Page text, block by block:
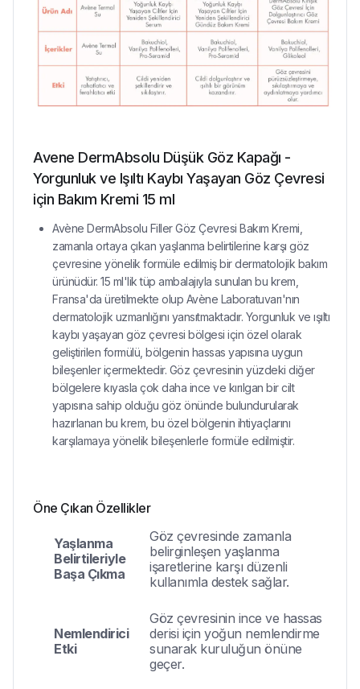
Avene DermAbsolu Düşük Göz Kapağı -
Yorgunluk ve Işıltı Kaybı Yaşayan Göz Çevresi
için Bakım Kremi 15 ml
Avène DermAbsolu Filler Göz Çevresi Bakım Kremi,
zamanla ortaya çıkan yaşlanma belirtilerine karşı göz
çevresine yönelik formüle edilmiş bir dermatolojik bakım
ürünüdür. 15 ml'lik tüp ambalajıyla sunulan bu krem,
Fransa'da üretilmekte olup Avène Laboratuvarı'nın
dermatolojik uzmanlığını yansıtmaktadır. Yorgunluk ve ışıltı
kaybı yaşayan göz çevresi bölgesi için özel olarak
geliştirilen formülü, bölgenin hassas yapısına uygun
bileşenler içermektedir. Göz çevresinin yüzdeki diğer
bölgelere kıyasla çok daha ince ve kırılgan bir cilt
yapısına sahip olduğu göz önünde bulundurularak
hazırlanan bu krem, bu özel bölgenin ihtiyaçlarını
karşılamaya yönelik bileşenlerle formüle edilmiştir.
Öne Çıkan Özellikler
Yaşlanma
Belirtileriyle
Başa Çıkma
Göz çevresinde zamanla
belirginleşen yaşlanma
işaretlerine karşı düzenli
kullanımla destek sağlar.
Nemlendirici
Etki
Göz çevresinin ince ve hassas
derisi için yoğun nemlendirme
sunarak kuruluğun önüne
geçer.